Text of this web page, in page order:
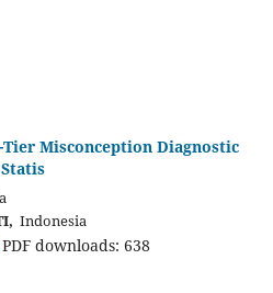
Misconception Diagnostic
Indonesia
PDF downloads: 638